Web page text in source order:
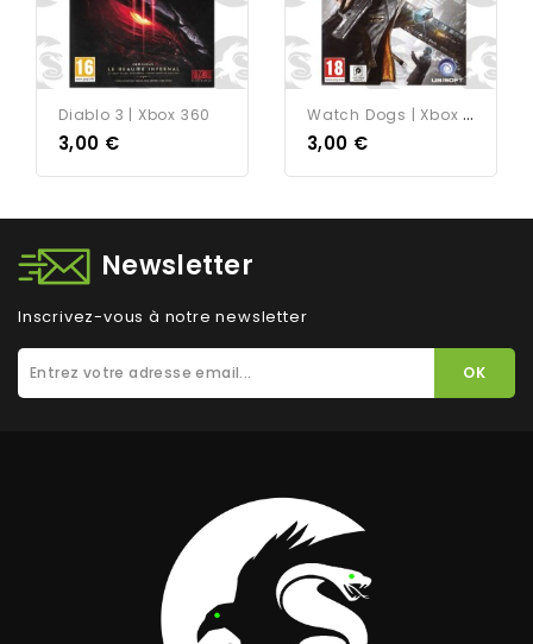
Diablo 3 | Xbox 360
3,00 €
W
Atch Dogs | Xbox 360
3,00 €
Newsletter
Inscrivez-vous à notre newsletter